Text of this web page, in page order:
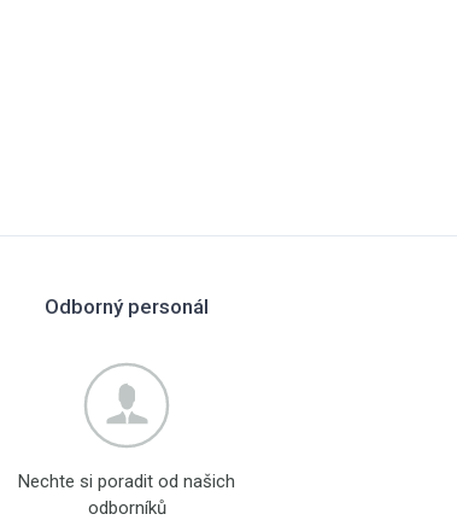
Odborný personál
Nechte si poradit od našich
odborníků